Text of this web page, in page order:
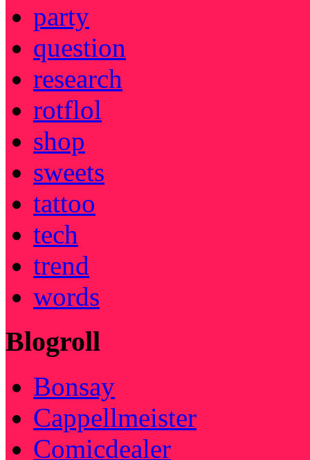
party
question
research
rotflol
shop
sweets
tattoo
tech
trend
words
Blogroll
Bonsay
Cappellmeister
Comicdealer